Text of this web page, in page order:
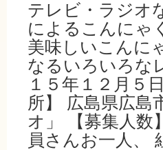
テレビ・ラジオ
によるこんにゃ
美味しいこんに
なるいろいろな
１５年１２月５
所】 広島県広島
オ」 【募集人
員さんお一人、